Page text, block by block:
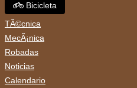
Bicicleta
TÃ©cnica
MecÃ¡nica
Robadas
Noticias
Calendario